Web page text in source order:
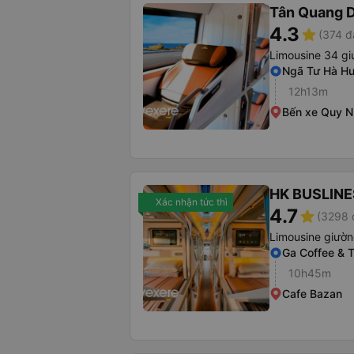
Tân Quang
4.3star (374
Limousine 34
Ngã Tư Hà
12h13m
Bến xe Quy
Xác nhận tức thì HK
4.7star (3298
Limousine
Ga Coffee &
10h45m
Cafe Bazan